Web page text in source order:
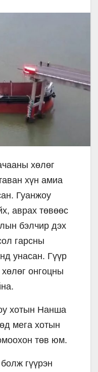
хөлөг
хүн амиа
Гуанжоу
аврах төвөөс
бэлчир дэх
гарсны
унасан. Гүүр
онгоцны
хотын Нанша
мега хотын
төв юм.
гүүрэн